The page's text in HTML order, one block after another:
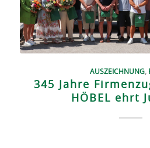
AUSZEICHNUNG,
345 Jahre
HÖBEL ehrt